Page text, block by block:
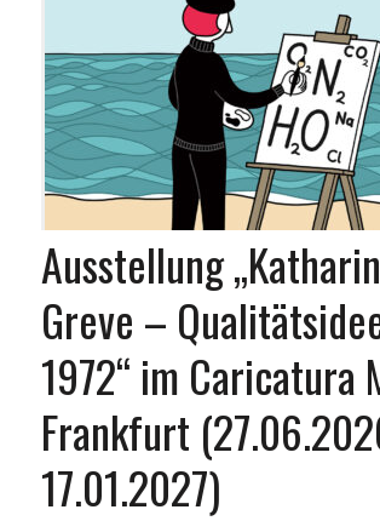
Ausstellung
Greve –
1972“ im Caricatura
Frankfurt
17.01.2027)